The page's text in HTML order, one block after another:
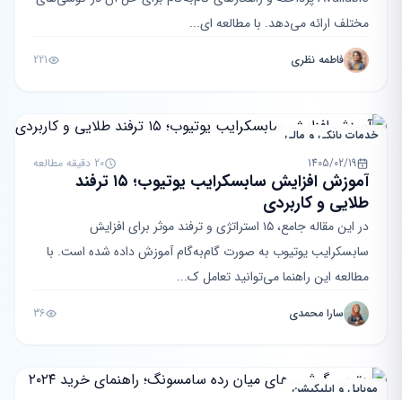
مختلف ارائه می‌دهد. با مطالعه ای...
فاطمه نظری 221
خدمات بانکی و مالی
1405/02/19
20 دقیقه مطالعه
آموزش افزایش سابسکرایب یوتیوب؛ ۱۵ ترفند
طلایی و کاربردی
در این مقاله جامع، ۱۵ استراتژی و ترفند موثر برای افزایش
سابسکرایب یوتیوب به صورت گام‌به‌گام آموزش داده شده است. با
مطالعه این راهنما می‌توانید تعامل ک...
سارا محمدی 36
موبایل و اپلیکیشن